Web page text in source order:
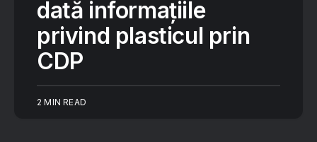
dată informațiile
privind plasticul prin
CDP
2 MIN READ